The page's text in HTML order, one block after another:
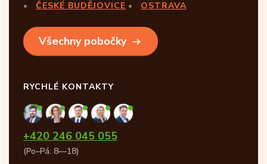
ČESKÉ BUDĚJOVICE
OSTRAVA
Všechny pobočky
RYCHLÉ KONTAKTY
+420 246 045 055
(Po–Pá: 8—18)